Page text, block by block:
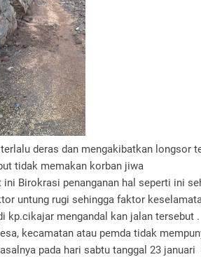
deras dan mengakibatkan longsor
tidak memakan korban jiwa
Birokrasi penanganan hal seperti ini
untung rugi sehingga faktor
kp.cikajar mengandal kan jalan tersebut .
kecamatan atau pemda tidak
pada hari sabtu tanggal 23 januari